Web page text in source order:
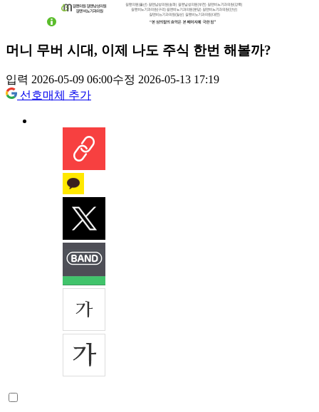
머니 무버 시대, 이제 나도 주식 한번 해볼까?
입력 2026-05-09 06:00수정 2026-05-13 17:19
선호매체 추가